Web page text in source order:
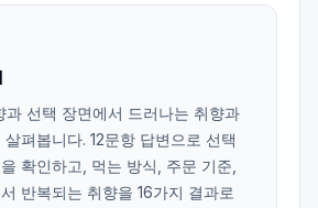
과 선택 장면에서 드러나는 취향과
펴봅니다. 12문항 답변으로 선택
확인하고, 먹는 방식, 주문 기준,
반복되는 취향을 16가지 결과로